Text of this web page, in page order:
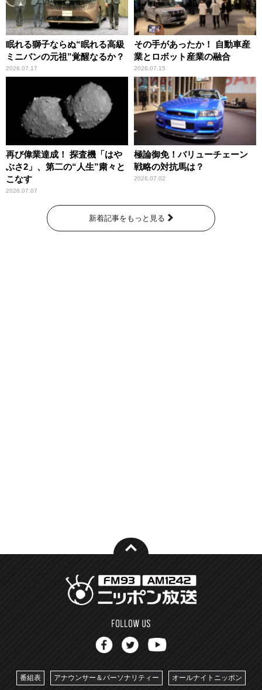
眠れる獅子ならぬ“眠れる高級
ミニバンの元祖”覚醒なるか？
2026.07.17
その手があったか！ 自動車産
業とロボット産業の融合
2026.07.15
再び偉業達成！ 探査機「はや
ぶさ2」、第二の“人生”粛々と
こなす
2026.07.07
極論御免！バリューチェーン
戦略の対抗馬は？
2026.07.02
新着記事をもっと見る
番組表 アナウンサー＆パーソナリティー オールナイトニッポン